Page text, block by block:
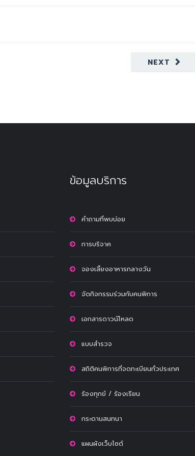
NEXT
ข้อมูลบริการ
คำถามที่พบบ่อย
การบริจาค
จองเลี้ยงอาหารกลางวัน
จัดกิจกรรมร่วมกับคนพิการ
เอกสารดาวน์โหลด
แบบสำรวจ
สถิติคนพิการที่จดทะเบียนทั่วประเทศ
ร้องทุกข์ / ร้องเรียน
กระดานสนทนา
แผนผังเว็บไซต์